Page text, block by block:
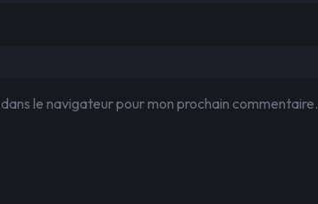
le navigateur pour mon prochain commentaire.